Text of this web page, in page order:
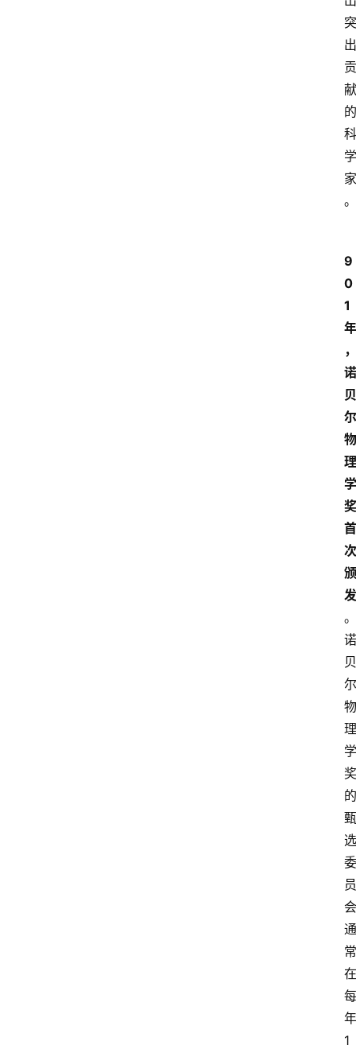
突
出
贡
献
的
科
学
家
。
9
0
1
年
，
诺
贝
尔
物
理
学
奖
首
次
颁
发
。
诺
贝
尔
物
理
学
奖
的
甄
选
委
员
会
通
常
在
每
年
1